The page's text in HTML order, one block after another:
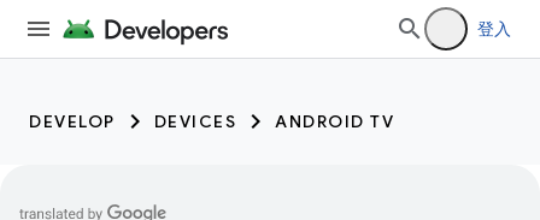
登入
DEVELOP DEVICES ANDROID TV